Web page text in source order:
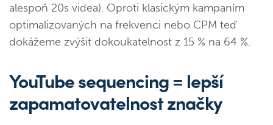
alespoň 20s videa). Oproti klasickým kampaním
optimalizovaných na frekvenci nebo CPM teď
dokážeme zvýšit dokoukatelnost z 15 % na 64 %.
YouTube sequencing = lepší
zapamatovatelnost značky